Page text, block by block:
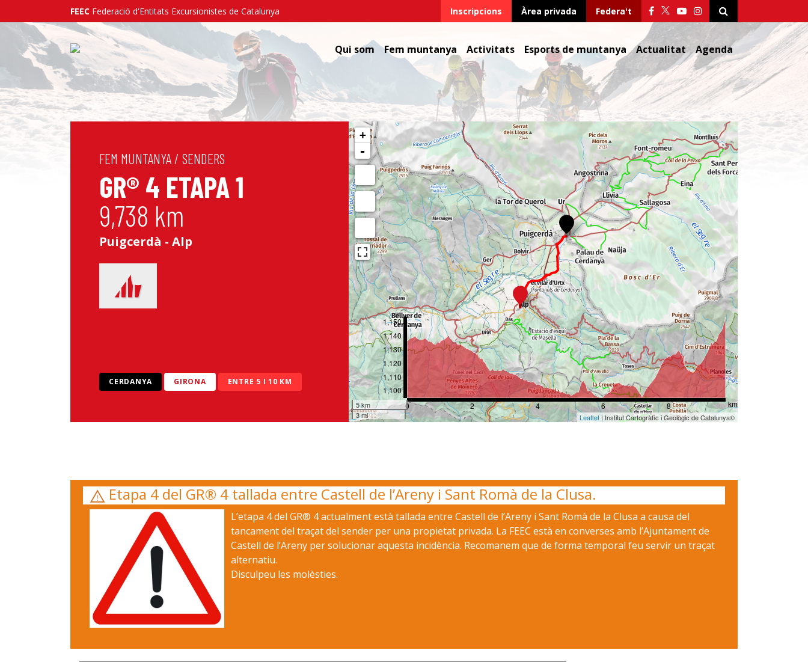
FEEC Federació d'Entitats Excursionistes de Catalunya Inscripcions Àrea privada Federa't
Qui som Fem muntanya Activitats Esports de muntanya Actualitat Agenda
FEM MUNTANYA / SENDERS
GR® 4 ETAPA 1
9,738 km
Puigcerdà - Alp
CERDANYA GIRONA ENTRE 5 I 10 KM
+
-
0 2 4 6 8 km
1,100
1,110
1,120
1,130
1,140
1,150
m
5 km
3 mi
Leaflet| Institut Cartogràfic i Geològic de Catalunya©
Etapa 4 del GR® 4 tallada entre Castell de l’Areny i Sant Romà de la Clusa.
L’etapa 4 del GR® 4 actualment està tallada entre Castell de l’Areny i Sant Romà de la Clusa a causa del
tancament del traçat del sender per una propietat privada. La FEEC està en converses amb l’Ajuntament de
Castell de l’Areny per solucionar aquesta incidència. Recomanem que de forma temporal feu servir un traçat
alternatiu.
Disculpeu les molèsties.